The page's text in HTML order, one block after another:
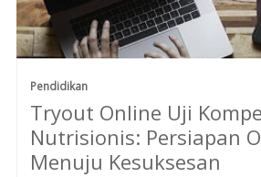
Pendidikan
Tryout Online Uji
Nutrisionis: Persiapan
Menuju Kesuksesan